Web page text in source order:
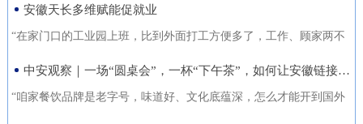
交通领航人才实训基地建设，将
安徽天长多维赋能促就业
“在家门口的工业园上班，比到外面打工方便多了，工作、顾家两不
中安观察｜一场“圆桌会”，一杯“下午茶”，如何让安徽链接世界？
“咱家餐饮品牌是老字号，味道好、文化底蕴深，怎么才能开到国外